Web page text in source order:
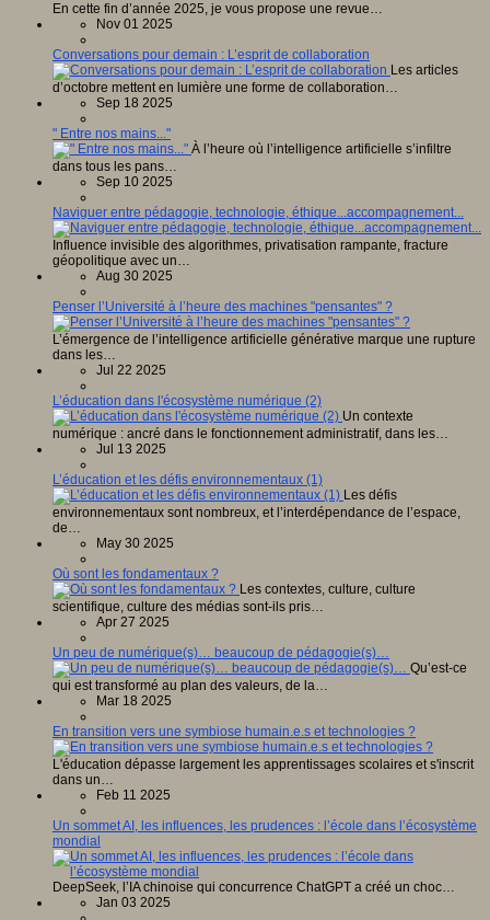
En cette fin d’année 2025, je vous propose une revue…
Nov 01 2025
Conversations pour demain : L’esprit de collaboration
Les articles
d’octobre mettent en lumière une forme de collaboration…
Sep 18 2025
" Entre nos mains..."
À l’heure où l’intelligence artificielle s’infiltre
dans tous les pans…
Sep 10 2025
Naviguer entre pédagogie, technologie, éthique...accompagnement...
Influence invisible des algorithmes, privatisation rampante, fracture
géopolitique avec un…
Aug 30 2025
Penser l’Université à l’heure des machines "pensantes" ?
L’émergence de l’intelligence artificielle générative marque une rupture
dans les…
Jul 22 2025
L’éducation dans l'écosystème numérique (2)
Un contexte
numérique : ancré dans le fonctionnement administratif, dans les…
Jul 13 2025
L’éducation et les défis environnementaux (1)
Les défis
environnementaux sont nombreux, et l’interdépendance de l’espace,
de…
May 30 2025
Où sont les fondamentaux ?
Les contextes, culture, culture
scientifique, culture des médias sont-ils pris…
Apr 27 2025
Un peu de numérique(s)… beaucoup de pédagogie(s)…
Qu’est-ce
qui est transformé au plan des valeurs, de la…
Mar 18 2025
En transition vers une symbiose humain.e.s et technologies ?
L'éducation dépasse largement les apprentissages scolaires et s'inscrit
dans un…
Feb 11 2025
Un sommet AI, les influences, les prudences : l’école dans l’écosystème
mondial
DeepSeek, l’IA chinoise qui concurrence ChatGPT a créé un choc…
Jan 03 2025